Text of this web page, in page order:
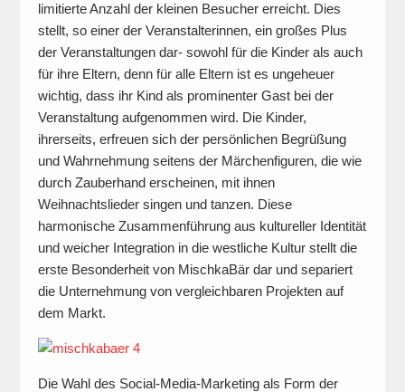
limitierte Anzahl der kleinen Besucher erreicht. Dies
stellt, so einer der Veranstalterinnen, ein großes Plus
der Veranstaltungen dar- sowohl für die Kinder als auch
für ihre Eltern, denn für alle Eltern ist es ungeheuer
wichtig, dass ihr Kind als prominenter Gast bei der
Veranstaltung aufgenommen wird. Die Kinder,
ihrerseits, erfreuen sich der persönlichen Begrüßung
und Wahrnehmung seitens der Märchenfiguren, die wie
durch Zauberhand erscheinen, mit ihnen
Weihnachtslieder singen und tanzen. Diese
harmonische Zusammenführung aus kultureller Identität
und weicher Integration in die westliche Kultur stellt die
erste Besonderheit von MischkaBär dar und separiert
die Unternehmung von vergleichbaren Projekten auf
dem Markt.
Die Wahl des Social-Media-Marketing als Form der